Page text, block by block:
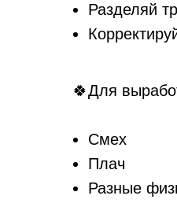
Разделяй
🍀Для
Смех
Плач
Разные